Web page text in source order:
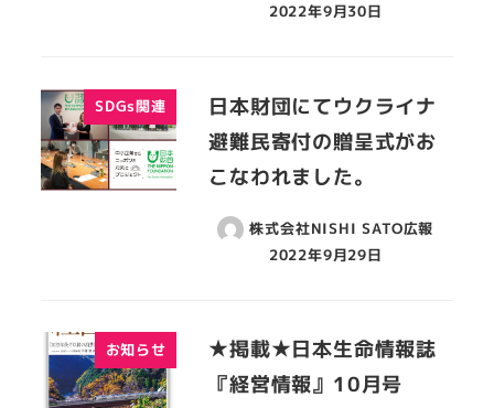
2022年9月30日
SDGs関連
日本財団にてウクライナ
避難民寄付の贈呈式がお
こなわれました。
株式会社NISHI SATO広報
2022年9月29日
お知らせ
★掲載★日本生命情報誌
『経営情報』10月号